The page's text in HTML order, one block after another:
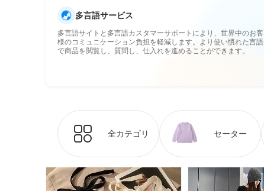
多言語サービス
多言語サイトと多言語カスタマーサポートにより、世界中のお客
様のコミュニケーション負担を軽減します。より使い慣れた言語
で商品を閲覧し、質問し、仕入れを進めることができます。
全カテゴリ セーター